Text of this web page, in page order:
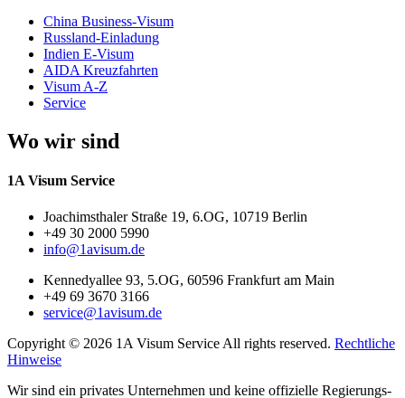
China Business-Visum
Russland-Einladung
Indien E-Visum
AIDA Kreuzfahrten
Visum A-Z
Service
Wo wir sind
1A Visum Service
Joachimsthaler Straße 19, 6.OG, 10719 Berlin
+49 30 2000 5990
info@1avisum.de
Kennedyallee 93, 5.OG, 60596 Frankfurt am Main
+49 69 3670 3166
service@1avisum.de
Copyright © 2026 1A Visum Service All rights reserved. Rechtliche
Hinweise
Wir sind ein privates Unternehmen und keine offizielle Regierungs-